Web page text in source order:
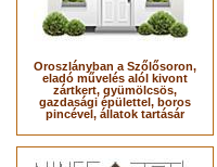
Oroszlányban a Szőlősoron,
eladó művelés alól kivont
zártkert, gyümölcsös,
gazdasági épülettel, boros
pincével, állatok tartásár